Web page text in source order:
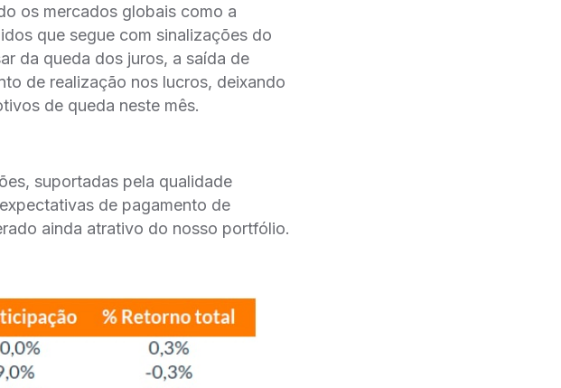
os mercados globais como a
que segue com sinalizações do
da queda dos juros, a saída de
de realização nos lucros, deixando
de queda neste mês.
suportadas pela qualidade
de pagamento de
ainda atrativo do nosso portfólio.